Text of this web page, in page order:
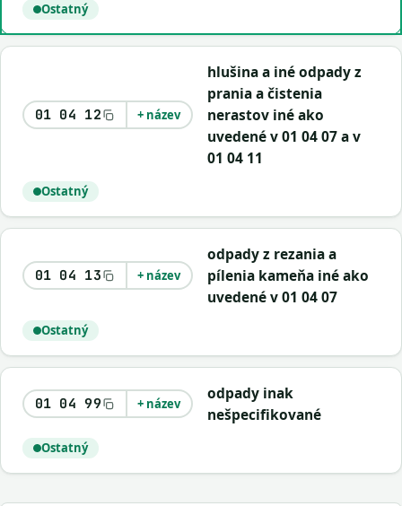
Ostatný
01 04 12 + název
hlušina a iné odpady z
prania a čistenia
nerastov iné ako
uvedené v 01 04 07 a v
01 04 11
Ostatný
01 04 13 + název
odpady z rezania a
pílenia kameňa iné ako
uvedené v 01 04 07
Ostatný
01 04 99 + název
odpady inak
nešpecifikované
Ostatný